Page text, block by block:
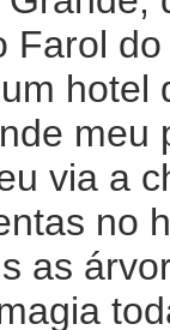
Farol
hotel
meu
via a
no
as